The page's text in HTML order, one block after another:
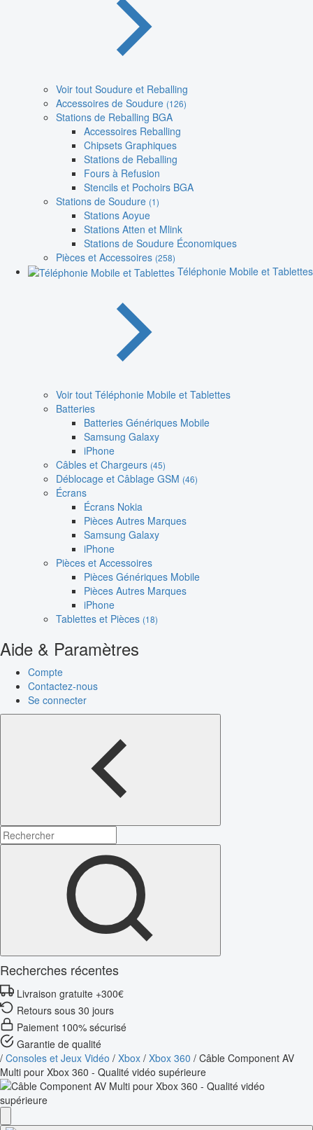
Voir tout Soudure et Reballing
Accessoires de Soudure (126)
Stations de Reballing BGA
Accessoires Reballing
Chipsets Graphiques
Stations de Reballing
Fours à Refusion
Stencils et Pochoirs BGA
Stations de Soudure (1)
Stations Aoyue
Stations Atten et Mlink
Stations de Soudure Économiques
Pièces et Accessoires (258)
Téléphonie Mobile et Tablettes
Voir tout Téléphonie Mobile et Tablettes
Batteries
Batteries Génériques Mobile
Samsung Galaxy
iPhone
Câbles et Chargeurs (45)
Déblocage et Câblage GSM (46)
Écrans
Écrans Nokia
Pièces Autres Marques
Samsung Galaxy
iPhone
Pièces et Accessoires
Pièces Génériques Mobile
Pièces Autres Marques
iPhone
Tablettes et Pièces (18)
Aide & Paramètres
Compte
Contactez-nous
Se connecter
Recherches récentes
Livraison gratuite +300€
Retours sous 30 jours
Paiement 100% sécurisé
Garantie de qualité
/ Consoles et Jeux Vidéo / Xbox / Xbox 360 / Câble Component AV
Multi pour Xbox 360 - Qualité vidéo supérieure